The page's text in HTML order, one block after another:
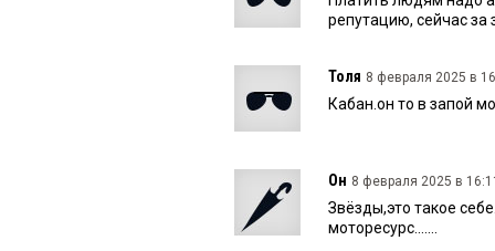
репутацию, сейчас за
Толя 8 февраля 2025 в
Кабан.он то в запой
Он 8 февраля 2025 в
Звёзды,это такое
моторесурс.......